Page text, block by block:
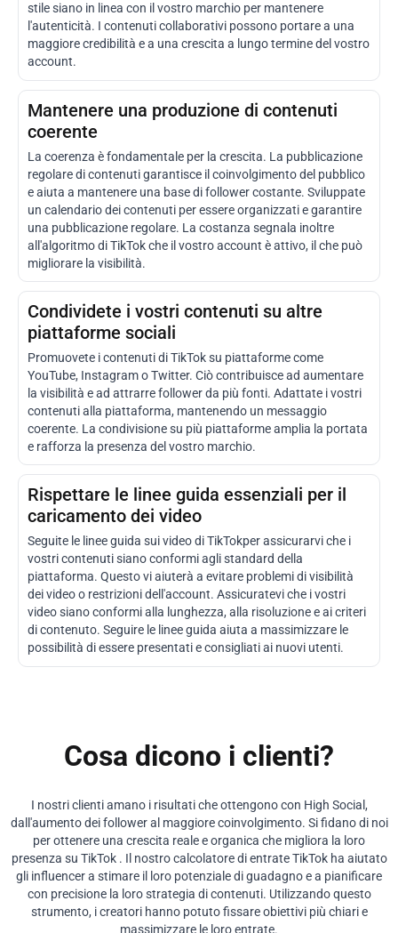
stile siano in linea con il vostro marchio per mantenere
l'autenticità. I contenuti collaborativi possono portare a una
maggiore credibilità e a una crescita a lungo termine del vostro
account.
Mantenere una produzione di contenuti
coerente
La coerenza è fondamentale per la crescita. La pubblicazione
regolare di contenuti garantisce il coinvolgimento del pubblico
e aiuta a mantenere una base di follower costante. Sviluppate
un calendario dei contenuti per essere organizzati e garantire
una pubblicazione regolare. La costanza segnala inoltre
all'algoritmo di TikTok che il vostro account è attivo, il che può
migliorare la visibilità.
Condividete i vostri contenuti su altre
piattaforme sociali
Promuovete i contenuti di TikTok su piattaforme come
YouTube, Instagram o Twitter. Ciò contribuisce ad aumentare
la visibilità e ad attrarre follower da più fonti. Adattate i vostri
contenuti alla piattaforma, mantenendo un messaggio
coerente. La condivisione su più piattaforme amplia la portata
e rafforza la presenza del vostro marchio.
Rispettare le linee guida essenziali per il
caricamento dei video
Seguite le linee guida sui video di TikTokper assicurarvi che i
vostri contenuti siano conformi agli standard della
piattaforma. Questo vi aiuterà a evitare problemi di visibilità
dei video o restrizioni dell'account. Assicuratevi che i vostri
video siano conformi alla lunghezza, alla risoluzione e ai criteri
di contenuto. Seguire le linee guida aiuta a massimizzare le
possibilità di essere presentati e consigliati ai nuovi utenti.
Cosa dicono i clienti?
I nostri clienti amano i risultati che ottengono con High Social,
dall'aumento dei follower al maggiore coinvolgimento. Si fidano di noi
per ottenere una crescita reale e organica che migliora la loro
presenza su TikTok . Il nostro calcolatore di entrate TikTok ha aiutato
gli influencer a stimare il loro potenziale di guadagno e a pianificare
con precisione la loro strategia di contenuti. Utilizzando questo
strumento, i creatori hanno potuto fissare obiettivi più chiari e
massimizzare le loro entrate.